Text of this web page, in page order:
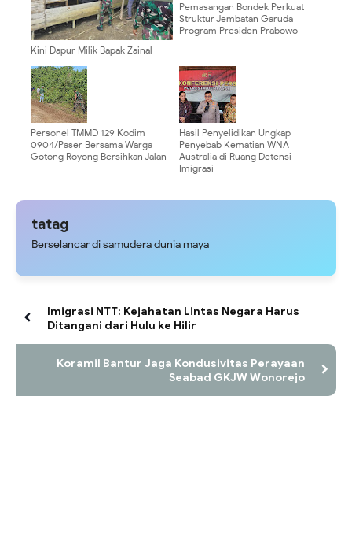
Kini Dapur Milik Bapak Zainal
TMMD Ke 129
Pemasangan Bondek Perkuat
Struktur Jembatan Garuda
Program Presiden Prabowo
Personel TMMD 129 Kodim
0904/Paser Bersama Warga
Gotong Royong Bersihkan Jalan
Hasil Penyelidikan Ungkap
Penyebab Kematian WNA
Australia di Ruang Detensi
Imigrasi
tatag
Berselancar di samudera dunia maya
Imigrasi NTT: Kejahatan Lintas Negara Harus
Ditangani dari Hulu ke Hilir
Koramil Bantur Jaga Kondusivitas Perayaan
Seabad GKJW Wonorejo